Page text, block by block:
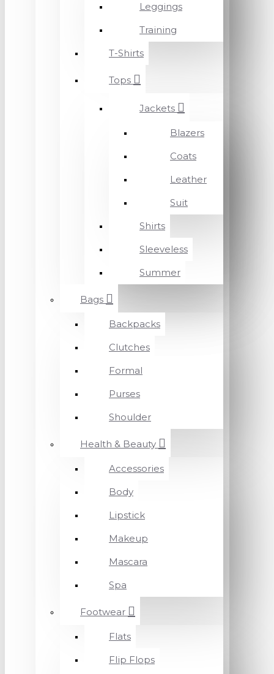
Leggings
Training
T-Shirts
Tops
Jackets
Blazers
Coats
Leather
Suit
Shirts
Sleeveless
Summer
Bags
Backpacks
Clutches
Formal
Purses
Shoulder
Health & Beauty
Accessories
Body
Lipstick
Makeup
Mascara
Spa
Footwear
Flats
Flip Flops